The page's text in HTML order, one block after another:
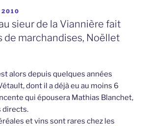
2010
sieur de la Viannière fait
de marchandises, Noëllet
alors depuis quelques années
dont il a déjà eu au moins 6
qui épousera Mathias Blanchet,
directs.
et vins sont rares chez les